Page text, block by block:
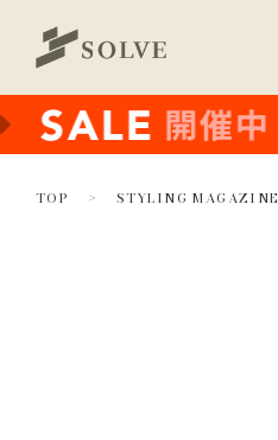
TOP STYLING MAGAZINE